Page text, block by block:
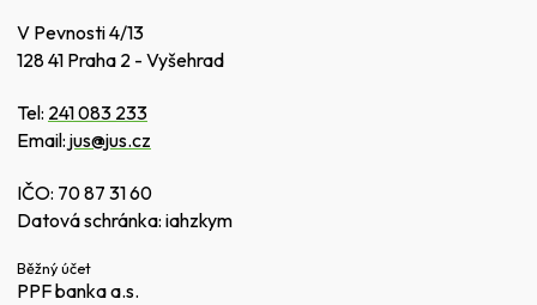
V Pevnosti 4/13
128 41 Praha 2 - Vyšehrad
Tel: 241 083 233
Email: jus@jus.cz
IČO: 70 87 31 60
Datová schránka: iahzkym
Běžný účet
PPF banka a.s.